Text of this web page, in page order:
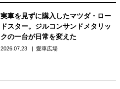
実車を見ずに購入したマツダ・ロー
ドスター。ジルコンサンドメタリッ
クの一台が日常を変えた
2026.07.23 愛車広場